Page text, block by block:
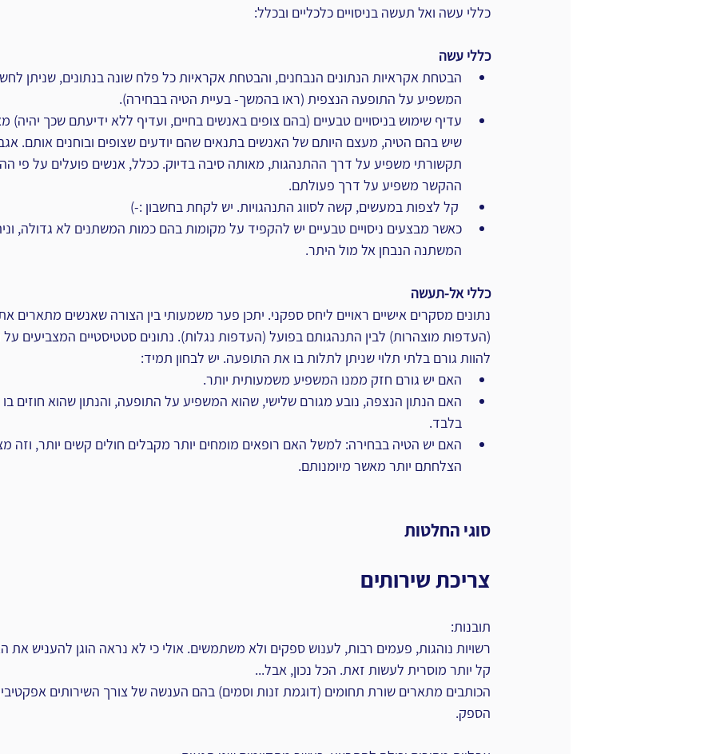
כללי עשה ואל תעשה בניסויים כלכליים ובכלל:
כללי עשה
הבטחת אקראיות הנתונים הנבחנים, והבטחת אקראיות כל פלח שונה בנתונים, שניתן
המשפיע על התופעה הנצפית (ראו בהמשך- בעיית הטיה בבחירה).
עדיף שימוש בניסויים טבעיים (בהם צופים באנשים בחיים, ועדיף ללא ידיעתם שכך יהיה)
שיש בהם הטיה, מעצם היותם של האנשים בתנאים שהם יודעים שצופים ובוחנים אותם.
תקשורתי משפיע על דרך ההתנהגות, מאותה סיבה בדיוק. ככלל, אנשים פועלים על פי
ההקשר משפיע על דרך פעולתם.
כאשר מבצעים ניסויים טבעיים יש להקפיד על מקומות בהם כמות המשתנים לא גדולה,
המשתנה הנבחן אל מול היתר.
כללי אל-תעשה
נתונים מסקרים אישיים ראויים ליחס ספקני. יתכן פער משמעותי בין הצורה שאנשים מתארים
(העדפות מוצהרות) לבין התנהגותם בפועל (העדפות נגלות). נתונים סטטיסטיים המצביעים על
להוות גורם בלתי תלוי שניתן לתלות בו את התופעה. יש לבחון תמיד:
האם יש גורם חזק ממנו המשפיע משמעותית יותר.
האם הנתון הנצפה, נובע מגורם שלישי, שהוא המשפיע על התופעה, והנתון שהוא חוזים בו
בלבד.
האם יש הטיה בבחירה: למשל האם רופאים מומחים יותר מקבלים חולים קשים יותר, וזה
הצלחתם יותר מאשר מיומנותם.
סוגי החלטות
צריכת שירותים
תובנות:
רשויות נוהגות, פעמים רבות, לענוש ספקים ולא משתמשים. אולי כי לא נראה הוגן להעניש את
קל יותר מוסרית לעשות זאת. הכל נכון, אבל...
הכותבים מתארים שורת תחומים (דוגמת זנות וסמים) בהם הענשה של צורך השירותים
הספק.